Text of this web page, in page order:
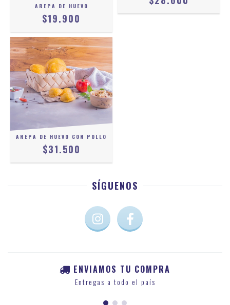
AREPA DE HUEVO
$19.900
AREPA DE HUEVO CON POLLO
$31.500
SÍGUENOS
ENVIAMOS TU COMPRA
Entregas a todo el país